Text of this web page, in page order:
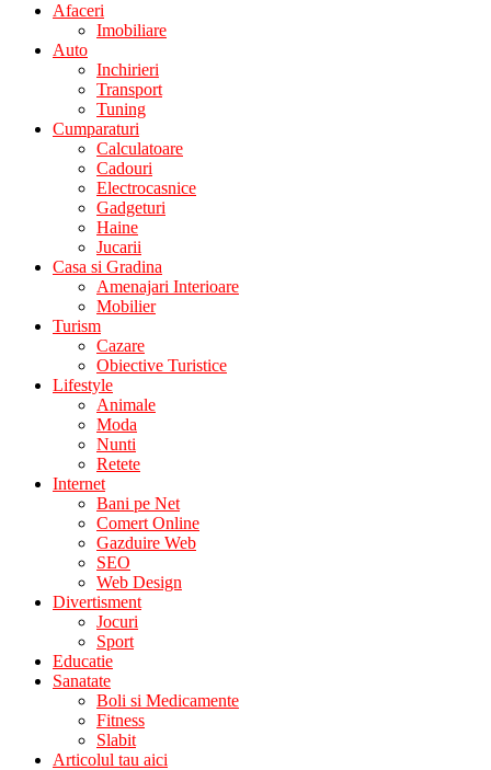
Afaceri
Imobiliare
Auto
Inchirieri
Transport
Tuning
Cumparaturi
Calculatoare
Cadouri
Electrocasnice
Gadgeturi
Haine
Jucarii
Casa si Gradina
Amenajari Interioare
Mobilier
Turism
Cazare
Obiective Turistice
Lifestyle
Animale
Moda
Nunti
Retete
Internet
Bani pe Net
Comert Online
Gazduire Web
SEO
Web Design
Divertisment
Jocuri
Sport
Educatie
Sanatate
Boli si Medicamente
Fitness
Slabit
Articolul tau aici